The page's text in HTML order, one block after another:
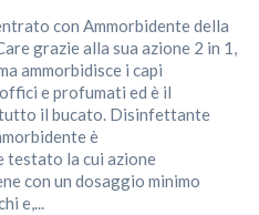
con Ammorbidentedella
grazie alla sua azione 2 in 1,
ammorbidisce i capi
e profumati ed è il
il bucato. Disinfettante
è
testato la cui azione
con un dosaggio minimo
e,...